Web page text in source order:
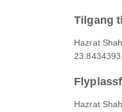
Tilgang
Hazrat
Hazrat